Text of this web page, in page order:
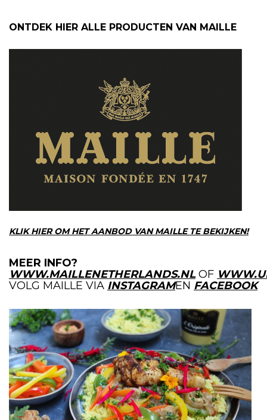
ONTDEK HIER ALLE PRODUCTEN VAN MAILLE
KLIK HIER OM HET AANBOD VAN MAILLE TE BEKIJKEN!
MEER INFO?
WWW.MAILLENETHERLANDS.NLOF
VOLG MAILLE VIA INSTAGRAMEN FACEBOOK